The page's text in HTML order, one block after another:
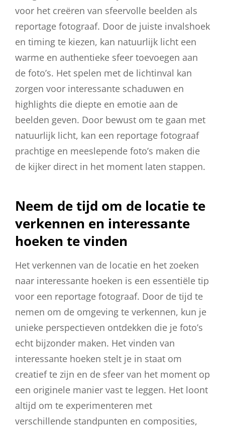
voor het creëren van sfeervolle beelden als
reportage fotograaf. Door de juiste invalshoek
en timing te kiezen, kan natuurlijk licht een
warme en authentieke sfeer toevoegen aan
de foto’s. Het spelen met de lichtinval kan
zorgen voor interessante schaduwen en
highlights die diepte en emotie aan de
beelden geven. Door bewust om te gaan met
natuurlijk licht, kan een reportage fotograaf
prachtige en meeslepende foto’s maken die
de kijker direct in het moment laten stappen.
Neem de tijd om de locatie te
verkennen en interessante
hoeken te vinden
Het verkennen van de locatie en het zoeken
naar interessante hoeken is een essentiële tip
voor een reportage fotograaf. Door de tijd te
nemen om de omgeving te verkennen, kun je
unieke perspectieven ontdekken die je foto’s
echt bijzonder maken. Het vinden van
interessante hoeken stelt je in staat om
creatief te zijn en de sfeer van het moment op
een originele manier vast te leggen. Het loont
altijd om te experimenteren met
verschillende standpunten en composities,